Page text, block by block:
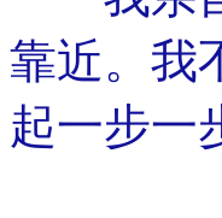
靠近。我
起一步一